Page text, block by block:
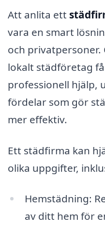
Att anlita ett
vara en smart
och
lokalt städföretag
professionell hjälp,
fördelar som gör
mer effektiv.
Ett städfirma kan
olika uppgifter,
Hemstädning:
av ditt hem för